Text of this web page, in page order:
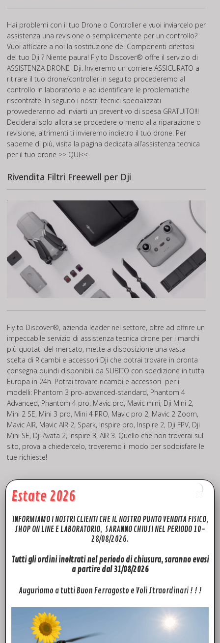
Hai problemi con il tuo Drone o Controller e vuoi inviarcelo per
assistenza una revisione o semplicemente per un controllo?
Vuoi affidare a noi la sostituzione dei Componenti difettosi
del tuo Dji ? Niente paura! Fly to Discover® offre il servizio di
ASSISTENZA DRONE Dji. Invieremo un corriere ASSICURATO a
ritirare il tuo drone/controller in seguito procederemo al
controllo in laboratorio e ad identificare le problematiche
riscontrate. In seguito i nostri tecnici specializzati
provvederanno ad inviarti un preventivo di spesa GRATUITO!!!
Deciderai solo allora se procedere o meno alla riparazione o
revisione, altrimenti ti invieremo indietro il tuo drone. Per
saperne di più, visita la pagina dedicata all’assistenza tecnica
per il tuo drone >> QUI<<
Rivendita Filtri Freewell per Dji
Fly to Discover®, azienda leader nel settore, oltre ad offrire un
impeccabile servizio di assistenza tecnica drone per i marchi
più quotati del mercato, mette a disposizione una vasta
scelta di Ricambi e accessori Dji che potrai trovare in pronta
consegna quindi disponibili da SUBITO con spedizione in tutta
Europa in 24h. Potrai trovare ricambi e accessori per i
modelli: Phantom 3 pro-advanced-standard, Phantom 4
Advanced, Phantom 4 pro. Mavic pro, Mavic mini, Dji Mini 2,
Mini 2 SE, Mini 3 pro, Mini 4 PRO, Mavic pro 2, Mavic 2 Zoom,
Mavic AIR, Mavic AIR 2, Spark, Inspire pro, Inspire 2, Dji FPV, Dji
Mini SE, Dji Avata 2, Inspire 3, AIR 3. Quello che non troverai sul
sito, prova a chiedercelo, troveremo il modo per soddisfare le
tue richieste!
Fly to Discover Authorized Reseller
Estate 2026
INFORMIAMO I NOSTRI CLIENTI CHE IL NOSTRO PUNTO VENDITA FISICO,
SHOP ON LINE E LABORATORIO, SARANNO CHIUSI NEL PERIODO 10-
28/08/2026.
Tutti gli ordini inoltrati nel periodo di chiusura, saranno evasi
a partire dal 31/08/2026
Auguriamo a tutti Buon Ferragosto e Voli Straordinari ! ! !